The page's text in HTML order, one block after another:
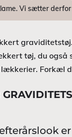
Vi sætter
tøj, du også
lækkerier. Forkæl